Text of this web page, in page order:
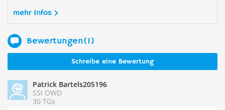
mehr Infos
Bewertungen(1)
Schreibe eine Bewertung
Patrick Bartels205196
SSI OWD
30 TGs